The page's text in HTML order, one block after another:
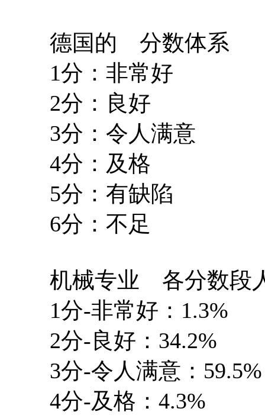
德国的 分数体系
1分：非常好
2分：良好
3分：令人满意
4分：及格
5分：有缺陷
6分：不足
机械专业 各分数段
1分-非常好：1.3%
2分-良好：34.2%
3分-令人满意：59.5%
4分-及格：4.3%